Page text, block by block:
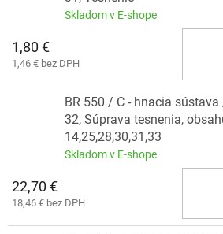
Skladom v E-shope
1,80 €
1,46 € bez DPH
BR 550 / C - hnacia
32, Súprava tesnenia,
14,25,28,30,31,33
Skladom v E-shope
22,70 €
18,46 € bez DPH